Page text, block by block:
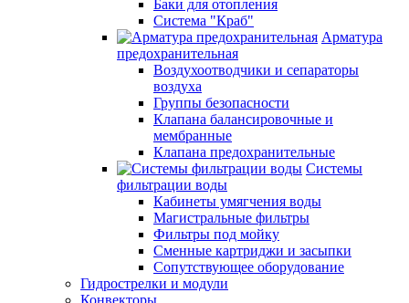
Баки для отопления
Система "Краб"
Арматура
предохранительная
Воздухоотводчики и сепараторы
воздуха
Группы безопасности
Клапана балансировочные и
мембранные
Клапана предохранительные
Системы
фильтрации воды
Кабинеты умягчения воды
Магистральные фильтры
Фильтры под мойку
Сменные картриджи и засыпки
Сопутствующее оборудование
Гидрострелки и модули
Конвекторы